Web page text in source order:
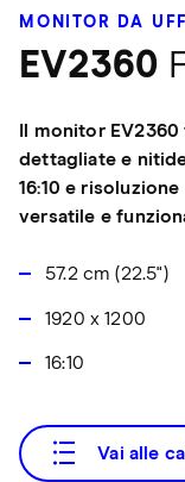
MONITOR DA
EV2360
Il monitor
dettagliate e
16:10 e
versatile e
57.2 cm (22.5")
1920 x 1200
16:10
Vai alle